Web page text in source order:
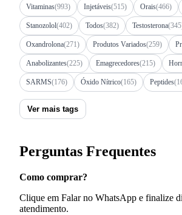
Vitaminas(993) Injetáveis(515) Orais(466)
Stanozolol(402) Todos(382) Testosterona
Oxandrolona(271) Produtos Variados(259)
Anabolizantes(225) Emagrecedores(215)
SARMS(176) Óxido Nítrico(165) Peptides
Ver mais tags
Perguntas Frequentes
Como comprar?
Clique em Falar no WhatsApp e finalize
atendimento.